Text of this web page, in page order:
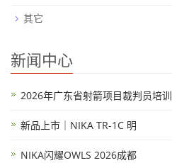
其它
新闻中心
2026年广东省射箭项目裁判员培训
新品上市｜NIKA TR-1C 明
NIKA闪耀OWLS 2026成都